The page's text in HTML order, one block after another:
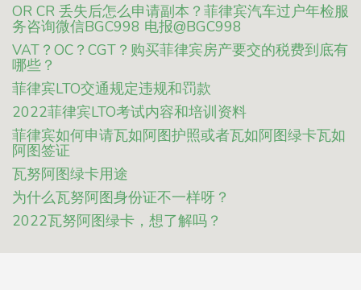
OR CR 丢失后怎么申请副本？菲律宾汽车过户年检服
务咨询微信BGC998 电报@BGC998
VAT？OC？CGT？购买菲律宾房产要交的税费到底有
哪些？
菲律宾LTO交通规定违规和罚款
2022菲律宾LTO考试内容和培训资料
菲律宾如何申请瓦如阿图护照或者瓦如阿图绿卡瓦如
阿图签证
瓦努阿图绿卡用途
为什么瓦努阿图身份证不一样呀？
2022瓦努阿图绿卡，想了解吗？